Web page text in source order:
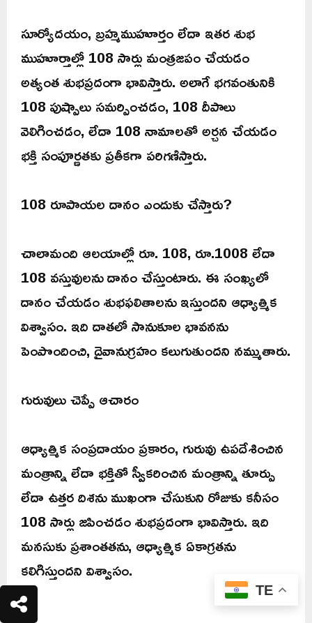
సూర్యోదయం, బ్రహ్మముహూర్తం లేదా ఇతర శుభ
ముహూర్తాల్లో 108 సార్లు మంత్రజపం చేయడం
అత్యంత శుభప్రదంగా భావిస్తారు. అలాగే భగవంతునికి
108 పుష్పాలు సమర్పించడం, 108 దీపాలు
వెలిగించడం, లేదా 108 నామాలతో అర్చన చేయడం
భక్తి సంపూర్ణతకు ప్రతీకగా పరిగణిస్తారు.
108 రూపాయల దానం ఎందుకు చేస్తారు?
చాలామంది ఆలయాల్లో రూ. 108, రూ.1008 లేదా
108 వస్తువులను దానం చేస్తుంటారు. ఈ సంఖ్యలో
దానం చేయడం శుభఫలితాలను ఇస్తుందని ఆధ్యాత్మిక
విశ్వాసం. ఇది దాతలో సానుకూల భావనను
పెంపొందించి, దైవానుగ్రహం కలుగుతుందని నమ్ముతారు.
గురువులు చెప్పే ఆచారం
ఆధ్యాత్మిక సంప్రదాయం ప్రకారం, గురువు ఉపదేశించిన
మంత్రాన్ని లేదా భక్తితో స్వీకరించిన మంత్రాన్ని తూర్పు
లేదా ఉత్తర దిశను ముఖంగా చేసుకుని రోజుకు కనీసం
108 సార్లు జపించడం శుభప్రదంగా భావిస్తారు. ఇది
మనసుకు ప్రశాంతతను, ఆధ్యాత్మిక ఏకాగ్రతను
కలిగిస్తుందని విశ్వాసం.
TE